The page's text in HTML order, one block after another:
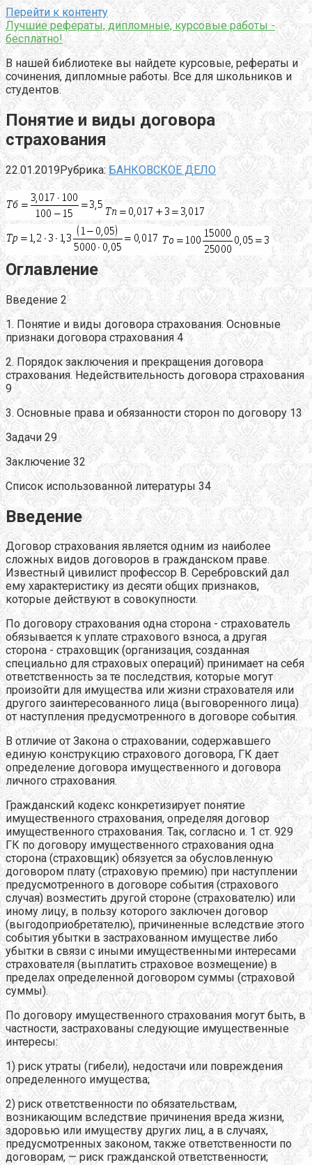
Перейти к контенту
Лучшие рефераты, дипломные, курсовые работы -
бесплатно!
В нашей библиотеке вы найдете курсовые, рефераты и
сочинения, дипломные работы. Все для школьников и
студентов.
Понятие и виды договора
страхования
22.01.2019Рубрика: БАНКОВСКОЕ ДЕЛО
Оглавление
Введение 2
1. Понятие и виды договора страхования. Основные
признаки договора страхования 4
2. Порядок заключения и прекращения договора
страхования. Недействительность договора страхования
9
3. Основные права и обязанности сторон по договору 13
Задачи 29
Заключение 32
Список использованной литературы 34
Введение
Договор страхования является одним из наиболее
сложных видов договоров в гражданском праве.
Известный цивилист профессор В. Серебровский дал
ему характеристику из десяти общих признаков,
которые действуют в совокупности.
По договору страхования одна сторона - страхователь
обязывается к уплате страхового взноса, а другая
сторона - страховщик (организация, созданная
специально для страховых операций) принимает на себя
ответственность за те последствия, которые могут
произойти для имущества или жизни страхователя или
другого заинтересованного лица (выговоренного лица)
от наступления предусмотренного в договоре события.
В отличие от Закона о страховании, содержавшего
единую конструкцию страхового договора, ГК дает
определение договора имущественного и договора
личного страхования.
Гражданский кодекс конкретизирует понятие
имущественного страхования, определяя договор
имущественного страхования. Так, согласно и. 1 ст. 929
ГК по договору имущественного страхования одна
сторона (страховщик) обязуется за обусловленную
договором плату (страховую премию) при наступлении
предусмотренного в договоре события (страхового
случая) возместить другой стороне (страхователю) или
иному лицу, в пользу которого заключен договор
(выгодоприобретателю), причиненные вследствие этого
события убытки в застрахованном имуществе либо
убытки в связи с иными имущественными интересами
страхователя (выплатить страховое возмещение) в
пределах определенной договором суммы (страховой
суммы).
По договору имущественного страхования могут быть, в
частности, застрахованы следующие имущественные
интересы:
1) риск утраты (гибели), недостачи или повреждения
определенного имущества;
2) риск ответственности по обязательствам,
возникающим вследствие причинения вреда жизни,
здоровью или имуществу других лиц, а в случаях,
предусмотренных законом, также ответственности по
договорам, — риск гражданской ответственности;